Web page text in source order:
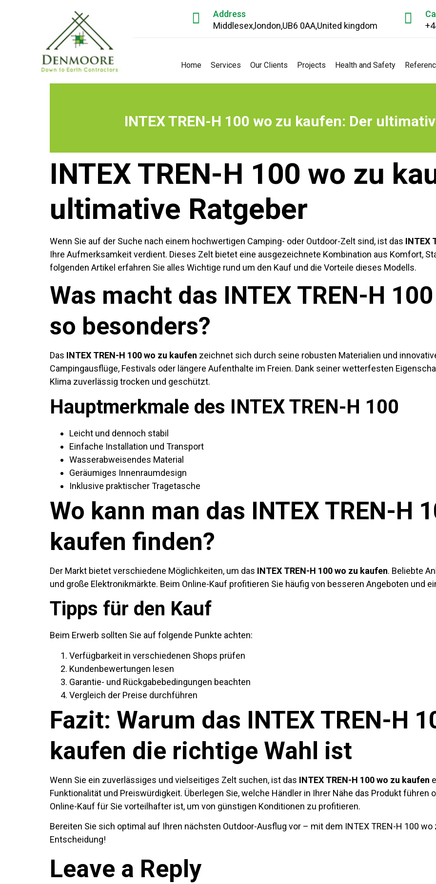
Address
Middlesex,london,UB6 0AA,United kingdom
Home Services Our Clients Projects Health and Safety
INTEX TREN-H 100 wo zu kaufen: Der
INTEX TREN-H 100 wo zu
ultimative Ratgeber
Wenn Sie auf der Suche nach einem hochwertigen Camping- oder Outdoor-Zelt sind, ist das INTEX
Ihre Aufmerksamkeit verdient. Dieses Zelt bietet eine ausgezeichnete Kombination aus Komfort,
folgenden Artikel erfahren Sie alles Wichtige rund um den Kauf und die Vorteile dieses Modells.
Was macht das INTEX TREN-H
so besonders?
Das INTEX TREN-H 100 wo zu kaufen zeichnet sich durch seine robusten Materialien und
Campingausflüge, Festivals oder längere Aufenthalte im Freien. Dank seiner wetterfesten
Klima zuverlässig trocken und geschützt.
Hauptmerkmale des INTEX TREN-H 100
Leicht und dennoch stabil
Einfache Installation und Transport
Wasserabweisendes Material
Geräumiges Innenraumdesign
Inklusive praktischer Tragetasche
Wo kann man das INTEX TREN-H
kaufen finden?
Der Markt bietet verschiedene Möglichkeiten, um das INTEX TREN-H 100 wo zu kaufen. Beliebte
und große Elektronikmärkte. Beim Online-Kauf profitieren Sie häufig von besseren Angeboten und
Tipps für den Kauf
Beim Erwerb sollten Sie auf folgende Punkte achten:
Verfügbarkeit in verschiedenen Shops prüfen
Kundenbewertungen lesen
Garantie- und Rückgabebedingungen beachten
Vergleich der Preise durchführen
Fazit: Warum das INTEX TREN-H
kaufen die richtige Wahl ist
Wenn Sie ein zuverlässiges und vielseitiges Zelt suchen, ist das INTEX TREN-H 100 wo zu kaufen
Funktionalität und Preiswürdigkeit. Überlegen Sie, welche Händler in Ihrer Nähe das Produkt führen
Online-Kauf für Sie vorteilhafter ist, um von günstigen Konditionen zu profitieren.
Bereiten Sie sich optimal auf Ihren nächsten Outdoor-Ausflug vor – mit dem INTEX TREN-H 100
Entscheidung!
Leave a Reply